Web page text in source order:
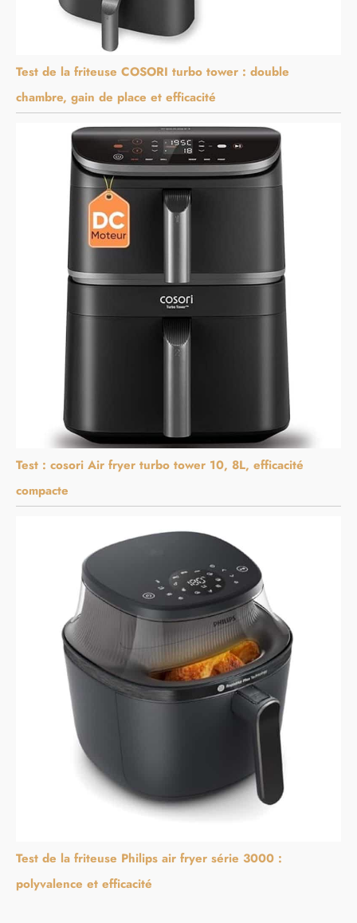
Test de la friteuse COSORI turbo tower : double
chambre, gain de place et efficacité
Test : cosori Air fryer turbo tower 10, 8L, efficacité
compacte
Test de la friteuse Philips air fryer série 3000 :
polyvalence et efficacité